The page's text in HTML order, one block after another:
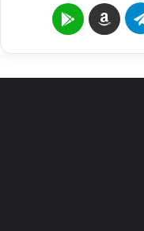
تيلقرامAmazon
Google
Play